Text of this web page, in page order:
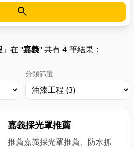
search
」在 "嘉義" 共有 4 筆結果：
分類篩選
嘉義採光罩推薦
推薦嘉義採光罩推薦、防水抓